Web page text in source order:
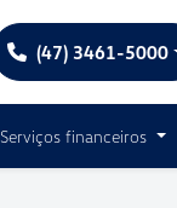
(47) 3461-5000
Serviços financeiros